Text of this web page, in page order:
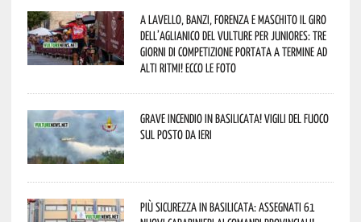
A Lavello, Banzi, Forenza e Maschito il Giro
dell’Aglianico del Vulture per juniores: tre
giorni di competizione portata a termine ad
alti ritmi! Ecco le foto
Grave incendio in Basilicata! Vigili del fuoco
sul posto da ieri
Più sicurezza in Basilicata: assegnati 61